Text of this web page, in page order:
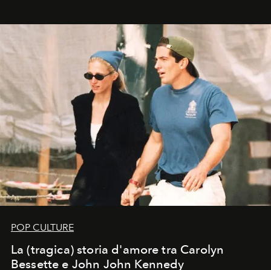
POP CULTURE
La (tragica) storia d'amore tra Carolyn
Bessette e John John Kennedy